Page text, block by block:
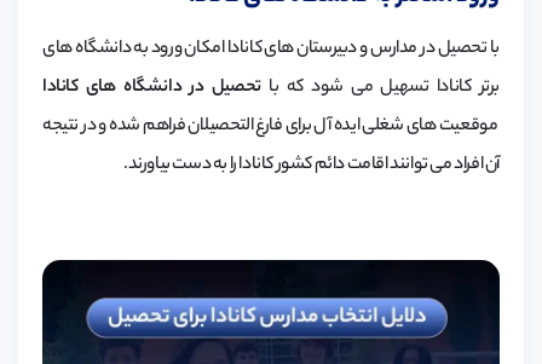
با تحصیل در مدارس و دبیرستان های کانادا امکان ورود به دانشگاه های
برتر کانادا تسهیل می شود که باتحصیل در دانشگاه های کانادا
موقعیت های شغلی ایده آل برای فارغ التحصیلان فراهم شده و در نتیجه
آن افراد می توانند اقامت دائم کشور کانادا را به دست بیاورند.